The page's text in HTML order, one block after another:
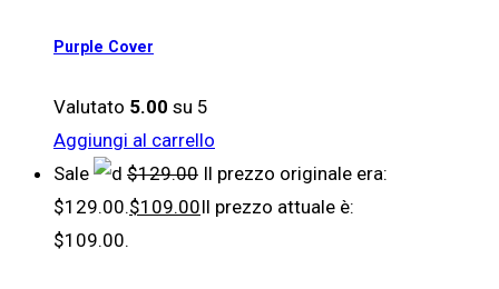
Purple Cover
Valutato 5.00 su 5
Aggiungi al carrello
Sale
$129.00 Il prezzo originale era:
$129.00.$109.00Il prezzo attuale è:
$109.00.